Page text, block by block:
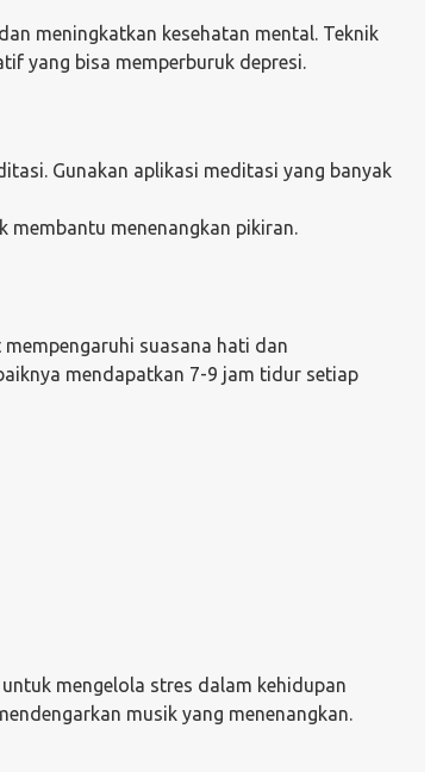
meningkatkan kesehatan mental. Teknik
yang bisa memperburuk depresi.
Gunakan aplikasi meditasi yang banyak
membantu menenangkan pikiran.
suasana hati dan
mendapatkan 7-9 jam tidur setiap
mengelola stres dalam kehidupan
musik yang menenangkan.